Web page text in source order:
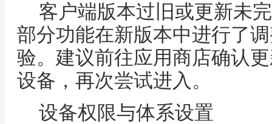
客户端版本过旧或更新未
部分功能在新版本中进行了
验。建议前往应用商店确认
设备，再次尝试进入。
设备权限与体系设置